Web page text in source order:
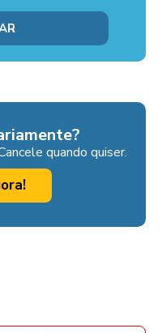
quando quiser.